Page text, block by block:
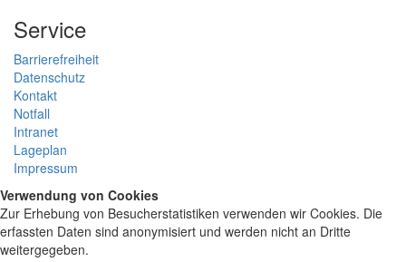
Service
Barrierefreiheit
Datenschutz
Kontakt
Notfall
Intranet
Lageplan
Impressum
Verwendung von Cookies
Zur Erhebung von Besucherstatistiken verwenden wir Cookies. Die
erfassten Daten sind anonymisiert und werden nicht an Dritte
weitergegeben.